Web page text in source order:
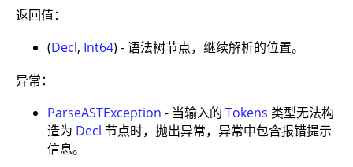
返回值：
(Decl, Int64) - 语法树节点，继续解析的位置。
异常：
ParseASTException - 当输入的 Tokens 类型无法构
造为 Decl 节点时，抛出异常，异常中包含报错提示
信息。